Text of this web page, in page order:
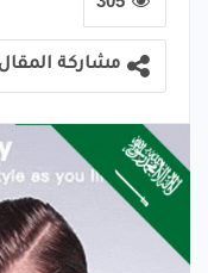
مشاركة